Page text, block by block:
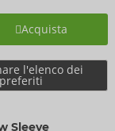
Acquista
l'elenco dei
preferiti
Sleeve